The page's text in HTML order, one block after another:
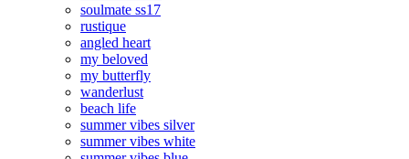
soulmate ss17
rustique
angled heart
my beloved
my butterfly
wanderlust
beach life
summer vibes silver
summer vibes white